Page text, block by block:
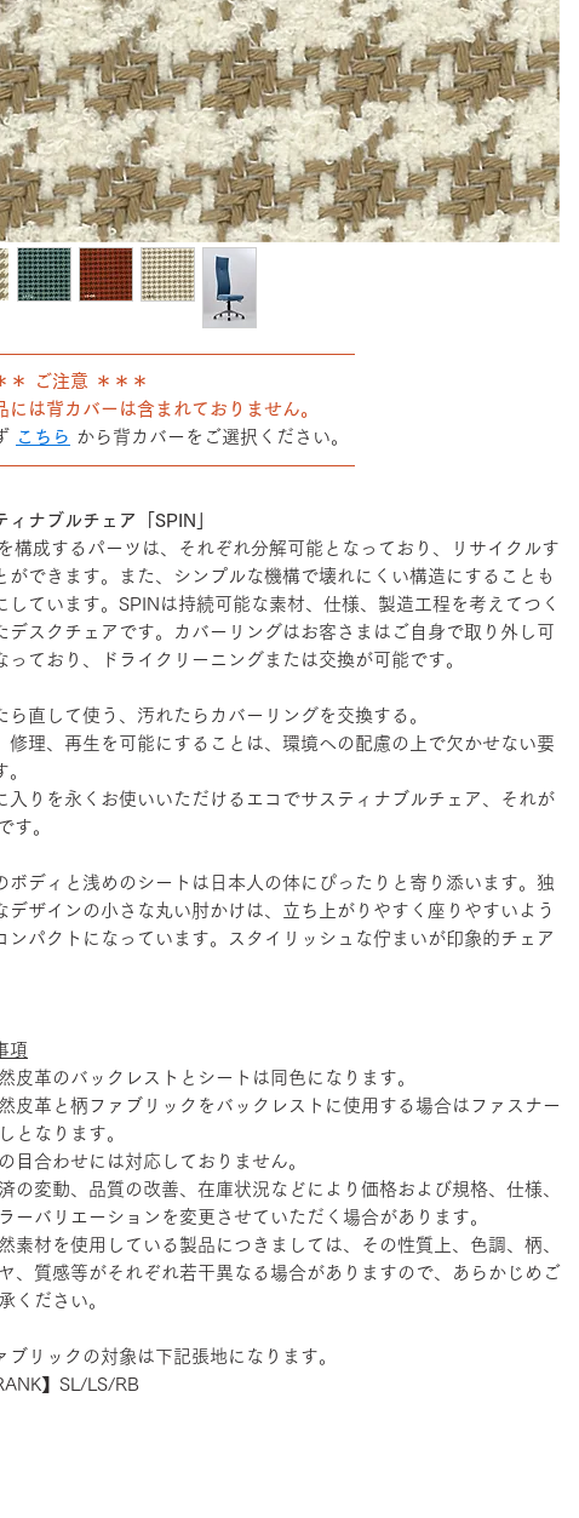
ご注意 ＊＊＊
は背カバーは含まれておりません。
こちら から背カバーをご選択ください。
ィナブルチェア「SPIN」
構成するパーツは、それぞれ分解可能となっており、リサイクルす
ができます。また、シンプルな機構で壊れにくい構造にすることも
しています。SPINは持続可能な素材、仕様、製造工程を考えてつく
デスクチェアです。カバーリングはお客さまはご自身で取り外し可
っており、ドライクリーニングまたは交換が可能です。
ら直して使う、汚れたらカバーリングを交換する。
修理、再生を可能にすることは、環境への配慮の上で欠かせない要
。
入りを永くお使いいただけるエコでサスティナブルチェア、それが
す。
ボディと浅めのシートは日本人の体にぴったりと寄り添います。独
デザインの小さな丸い肘かけは、立ち上がりやすく座りやすいよう
ンパクトになっています。スタイリッシュな佇まいが印象的チェア
項
皮革のバックレストとシートは同色になります。
皮革と柄ファブリックをバックレストに使用する場合はファスナー
となります。
目合わせには対応しておりません。
の変動、品質の改善、在庫状況などにより価格および規格、仕様、
ーバリエーションを変更させていただく場合があります。
素材を使用している製品につきましては、その性質上、色調、柄、
、質感等がそれぞれ若干異なる場合がありますので、あらかじめご
ください。
ブリックの対象は下記張地になります。
】SL/LS/RB